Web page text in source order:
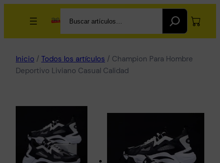
Inicio / Todos los artículos / Champion Para Hombre
Deportivo Liviano Casual Calidad